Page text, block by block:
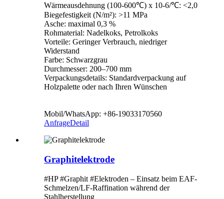
Wärmeausdehnung (100-600℃) x 10-6/℃: <2,0
Biegefestigkeit (N/m²): >11 MPa
Asche: maximal 0,3 %
Rohmaterial: Nadelkoks, Petrolkoks
Vorteile: Geringer Verbrauch, niedriger
Widerstand
Farbe: Schwarzgrau
Durchmesser: 200–700 mm
Verpackungsdetails: Standardverpackung auf
Holzpalette oder nach Ihren Wünschen
Mobil/WhatsApp: +86-19033170560
AnfrageDetail
Graphitelektrode
#HP #Graphit #Elektroden – Einsatz beim EAF-
Schmelzen/LF-Raffination während der
Stahlherstellung